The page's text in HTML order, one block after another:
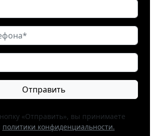
Отправить
«Отправить», вы принимаете
политики конфиденциальности.